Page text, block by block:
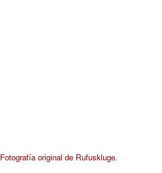
Fotografía original de Rufuskluge.